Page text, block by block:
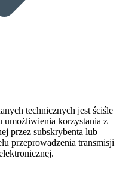
technicznych jest ściśle
umożliwienia korzystania z
przez subskrybenta lub
przeprowadzenia transmisji